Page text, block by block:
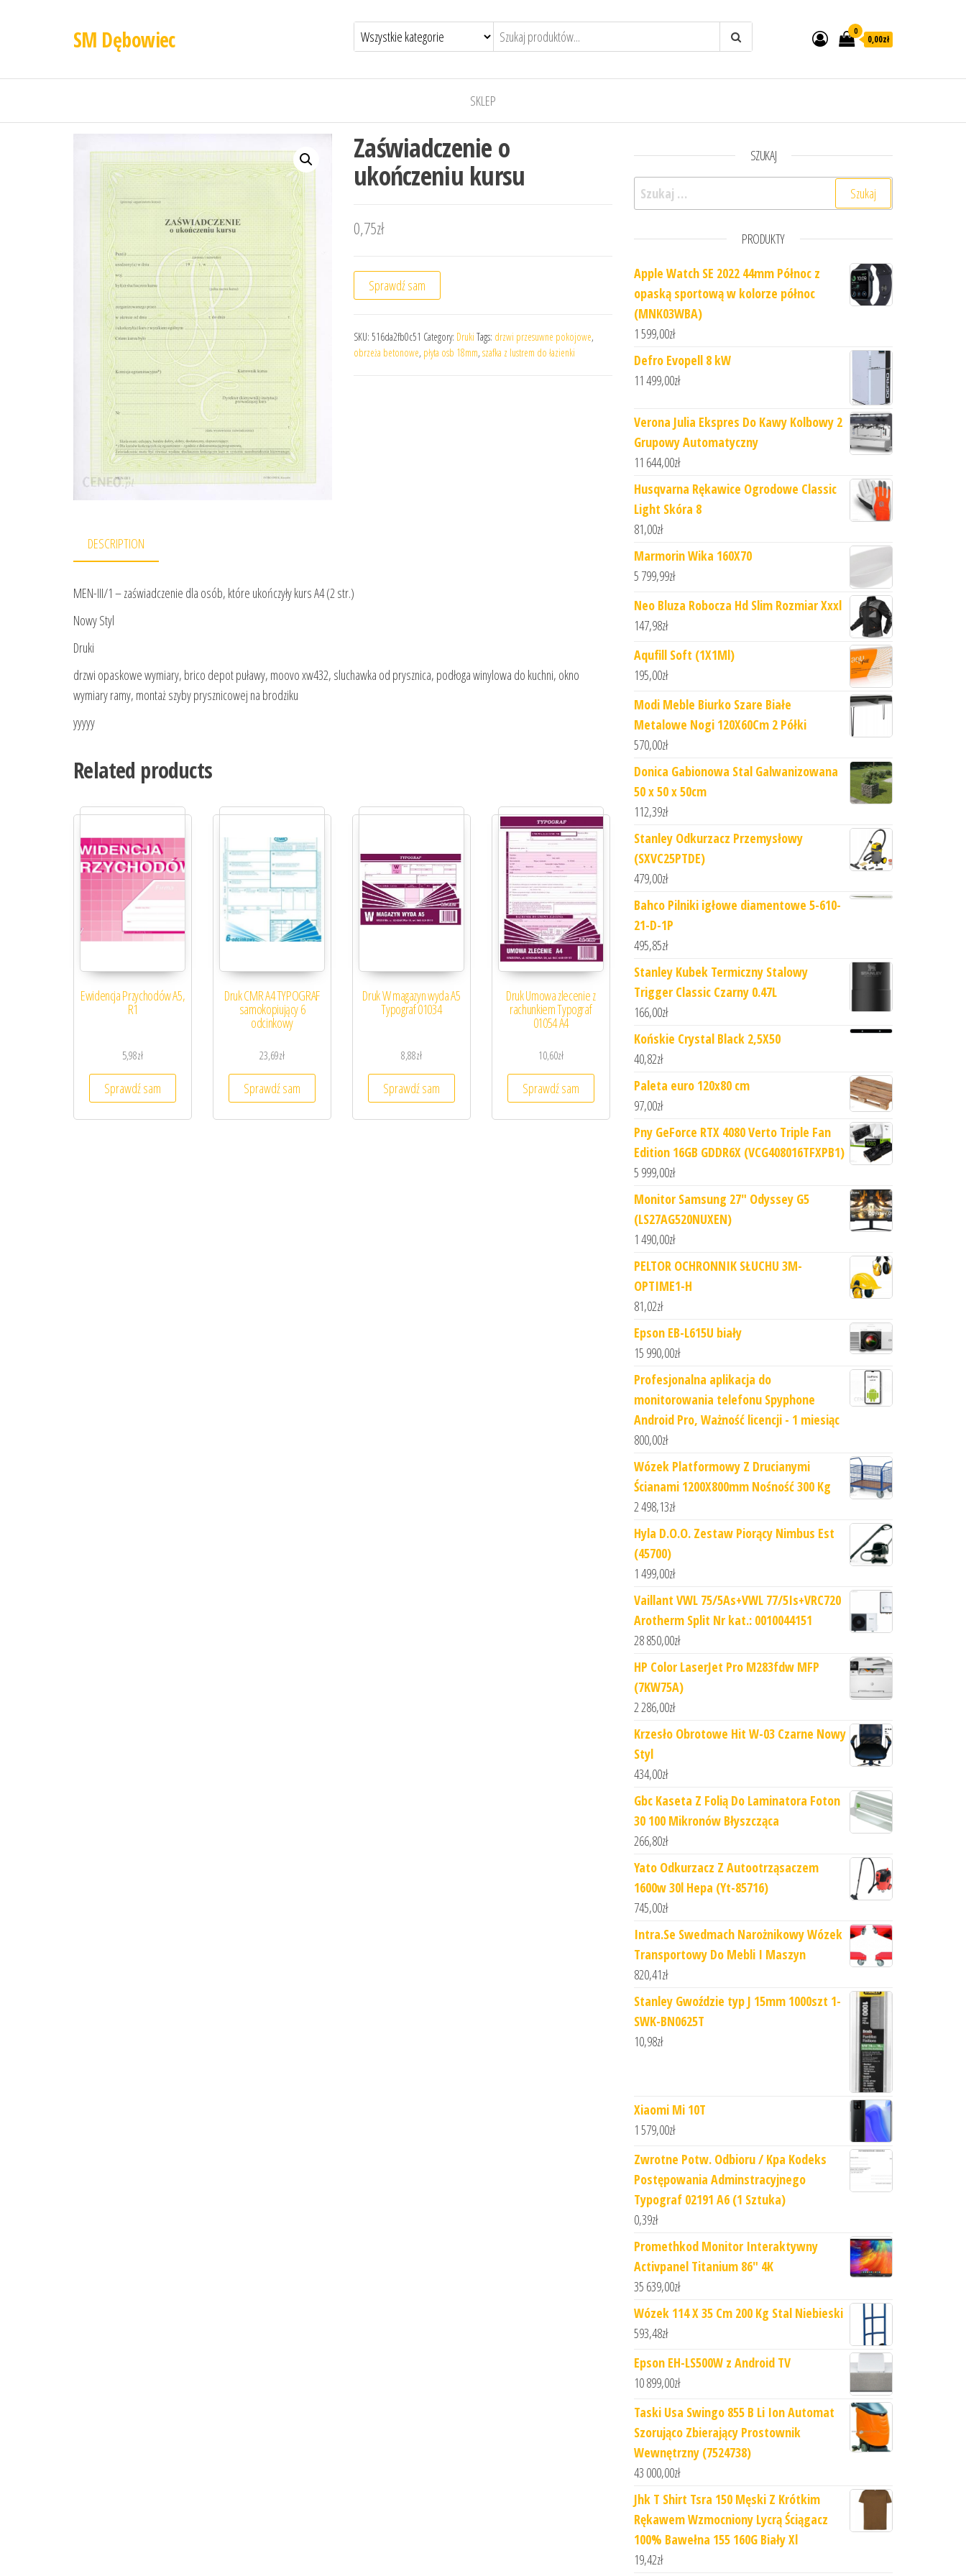
SM Dębowiec 0
0,00zł
SKLEP
Zaświadczenie o
ukończeniu kursu
0,75zł
Sprawdź sam
SKU: 516da2fb0c51 Category: Druki Tags: drzwi przesuwne pokojowe,
obrzeża betonowe, płyta osb 18mm, szafka z lustrem do łazienki
DESCRIPTION
MEN-III/1 – zaświadczenie dla osób, które ukończyły kurs A4 (2 str.)
Nowy Styl
Druki
drzwi opaskowe wymiary, brico depot puławy, moovo xw432, sluchawka od prysznica, podłoga winylowa do kuchni, okno
wymiary ramy, montaż szyby prysznicowej na brodziku
yyyyy
Related products
Ewidencja Przychodów A5,
R1
5,98zł
Sprawdź sam
Druk CMR A4 TYPOGRAF
samokopiujący 6
odcinkowy
23,69zł
Sprawdź sam
Druk W magazyn wyda A5
Typograf 01034
8,88zł
Sprawdź sam
Druk Umowa zlecenie z
rachunkiem Typograf
01054 A4
10,60zł
Sprawdź sam
SZUKAJ
Szukaj:
PRODUKTY
Apple Watch SE 2022 44mm Północ z
opaską sportową w kolorze północ
(MNK03WBA)
1 599,00zł
Defro Evopell 8 kW
11 499,00zł
Verona Julia Ekspres Do Kawy Kolbowy 2
Grupowy Automatyczny
11 644,00zł
Husqvarna Rękawice Ogrodowe Classic
Light Skóra 8
81,00zł
Marmorin Wika 160X70
5 799,99zł
Neo Bluza Robocza Hd Slim Rozmiar Xxxl
147,98zł
Aqufill Soft (1X1Ml)
195,00zł
Modi Meble Biurko Szare Białe
Metalowe Nogi 120X60Cm 2 Półki
570,00zł
Donica Gabionowa Stal Galwanizowana
50 x 50 x 50cm
112,39zł
Stanley Odkurzacz Przemysłowy
(SXVC25PTDE)
479,00zł
Bahco Pilniki igłowe diamentowe 5-610-
21-D-1P
495,85zł
Stanley Kubek Termiczny Stalowy
Trigger Classic Czarny 0.47L
166,00zł
Końskie Crystal Black 2,5X50
40,82zł
Paleta euro 120x80 cm
97,00zł
Pny GeForce RTX 4080 Verto Triple Fan
Edition 16GB GDDR6X (VCG408016TFXPB1)
5 999,00zł
Monitor Samsung 27" Odyssey G5
(LS27AG520NUXEN)
1 490,00zł
PELTOR OCHRONNIK SŁUCHU 3M-
OPTIME1-H
81,02zł
Epson EB-L615U biały
15 990,00zł
Profesjonalna aplikacja do
monitorowania telefonu Spyphone
Android Pro, Ważność licencji - 1 miesiąc
800,00zł
Wózek Platformowy Z Drucianymi
Ścianami 1200X800mm Nośność 300 Kg
2 498,13zł
Hyla D.O.O. Zestaw Piorący Nimbus Est
(45700)
1 499,00zł
Vaillant VWL 75/5As+VWL 77/5Is+VRC720
Arotherm Split Nr kat.: 0010044151
28 850,00zł
HP Color LaserJet Pro M283fdw MFP
(7KW75A)
2 286,00zł
Krzesło Obrotowe Hit W-03 Czarne Nowy
Styl
434,00zł
Gbc Kaseta Z Folią Do Laminatora Foton
30 100 Mikronów Błyszcząca
266,80zł
Yato Odkurzacz Z Autootrząsaczem
1600w 30l Hepa (Yt-85716)
745,00zł
Intra.Se Swedmach Narożnikowy Wózek
Transportowy Do Mebli I Maszyn
820,41zł
Stanley Gwoździe typ J 15mm 1000szt 1-
SWK-BN0625T
10,98zł
Xiaomi Mi 10T
1 579,00zł
Zwrotne Potw. Odbioru / Kpa Kodeks
Postępowania Adminstracyjnego
Typograf 02191 A6 (1 Sztuka)
0,39zł
Promethkod Monitor Interaktywny
Activpanel Titanium 86" 4K
35 639,00zł
Wózek 114 X 35 Cm 200 Kg Stal Niebieski
593,48zł
Epson EH-LS500W z Android TV
10 899,00zł
Taski Usa Swingo 855 B Li Ion Automat
Szorująco Zbierający Prostownik
Wewnętrzny (7524738)
43 000,00zł
Jhk T Shirt Tsra 150 Męski Z Krótkim
Rękawem Wzmocniony Lycrą Ściągacz
100% Bawełna 155 160G Biały Xl
19,42zł